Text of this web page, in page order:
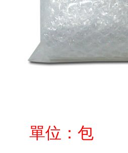
單位：包